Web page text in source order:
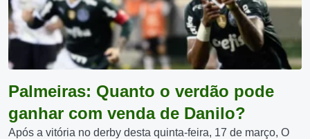
Palmeiras: Quanto o verdão pode
ganhar com venda de Danilo?
Após a vitória no derby desta quinta-feira, 17 de março, O